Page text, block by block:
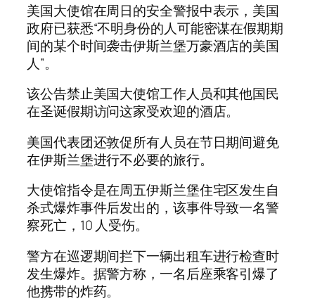
美国大使馆在周日的安全警报中表示，美国
政府已获悉“不明身份的人可能密谋在假期期
间的某个时间袭击伊斯兰堡万豪酒店的美国
人”。
该公告禁止美国大使馆工作人员和其他国民
在圣诞假期访问这家受欢迎的酒店。
美国代表团还敦促所有人员在节日期间避免
在伊斯兰堡进行不必要的旅行。
大使馆指令是在周五伊斯兰堡住宅区发生自
杀式爆炸事件后发出的，该事件导致一名警
察死亡，10 人受伤。
警方在巡逻期间拦下一辆出租车进行检查时
发生爆炸。据警方称，一名后座乘客引爆了
他携带的炸药。